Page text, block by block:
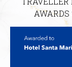
Su
nuestros
celebraciones
demanda de
otras